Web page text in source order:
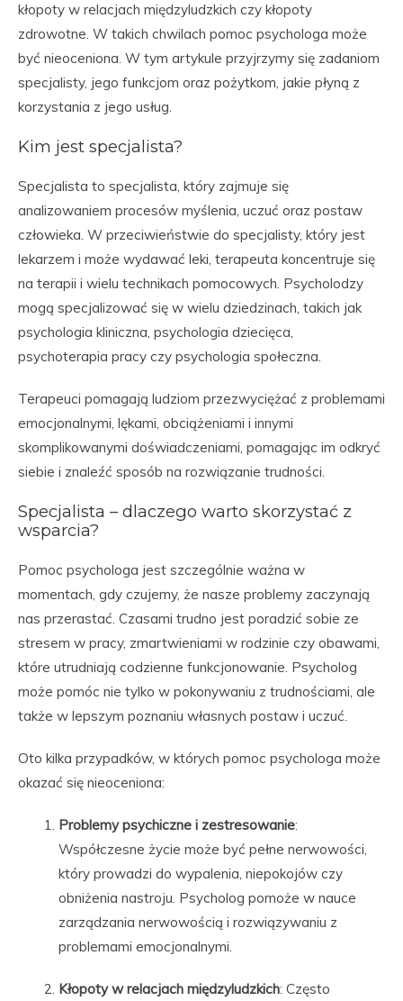
kłopoty w relacjach międzyludzkich czy kłopoty
zdrowotne. W takich chwilach pomoc psychologa może
być nieoceniona. W tym artykule przyjrzymy się zadaniom
specjalisty, jego funkcjom oraz pożytkom, jakie płyną z
korzystania z jego usług.
Kim jest specjalista?
Specjalista to specjalista, który zajmuje się
analizowaniem procesów myślenia, uczuć oraz postaw
człowieka. W przeciwieństwie do specjalisty, który jest
lekarzem i może wydawać leki, terapeuta koncentruje się
na terapii i wielu technikach pomocowych. Psycholodzy
mogą specjalizować się w wielu dziedzinach, takich jak
psychologia kliniczna, psychologia dziecięca,
psychoterapia pracy czy psychologia społeczna.
Terapeuci pomagają ludziom przezwyciężać z problemami
emocjonalnymi, lękami, obciążeniami i innymi
skomplikowanymi doświadczeniami, pomagając im odkryć
siebie i znaleźć sposób na rozwiązanie trudności.
Specjalista – dlaczego warto skorzystać z
wsparcia?
Pomoc psychologa jest szczególnie ważna w
momentach, gdy czujemy, że nasze problemy zaczynają
nas przerastać. Czasami trudno jest poradzić sobie ze
stresem w pracy, zmartwieniami w rodzinie czy obawami,
które utrudniają codzienne funkcjonowanie. Psycholog
może pomóc nie tylko w pokonywaniu z trudnościami, ale
także w lepszym poznaniu własnych postaw i uczuć.
Oto kilka przypadków, w których pomoc psychologa może
okazać się nieoceniona:
Problemy psychiczne i zestresowanie:
Współczesne życie może być pełne nerwowości,
który prowadzi do wypalenia, niepokojów czy
obniżenia nastroju. Psycholog pomoże w nauce
zarządzania nerwowością i rozwiązywaniu z
problemami emocjonalnymi.
Kłopoty w relacjach międzyludzkich: Często